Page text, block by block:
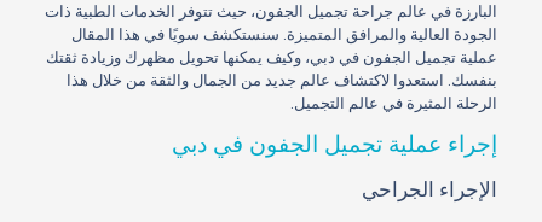
البارزة في عالم جراحة تجميل الجفون، حيث تتوفر الخدمات الطبية ذات
الجودة العالية والمرافق المتميزة. سنستكشف سويًا في هذا المقال
عملية تجميل الجفون في دبي، وكيف يمكنها تحويل مظهرك وزيادة ثقتك
بنفسك. استعدوا لاكتشاف عالم جديد من الجمال والثقة من خلال هذا
الرحلة المثيرة في عالم التجميل.
إجراء عملية تجميل الجفون في دبي
الإجراء الجراحي